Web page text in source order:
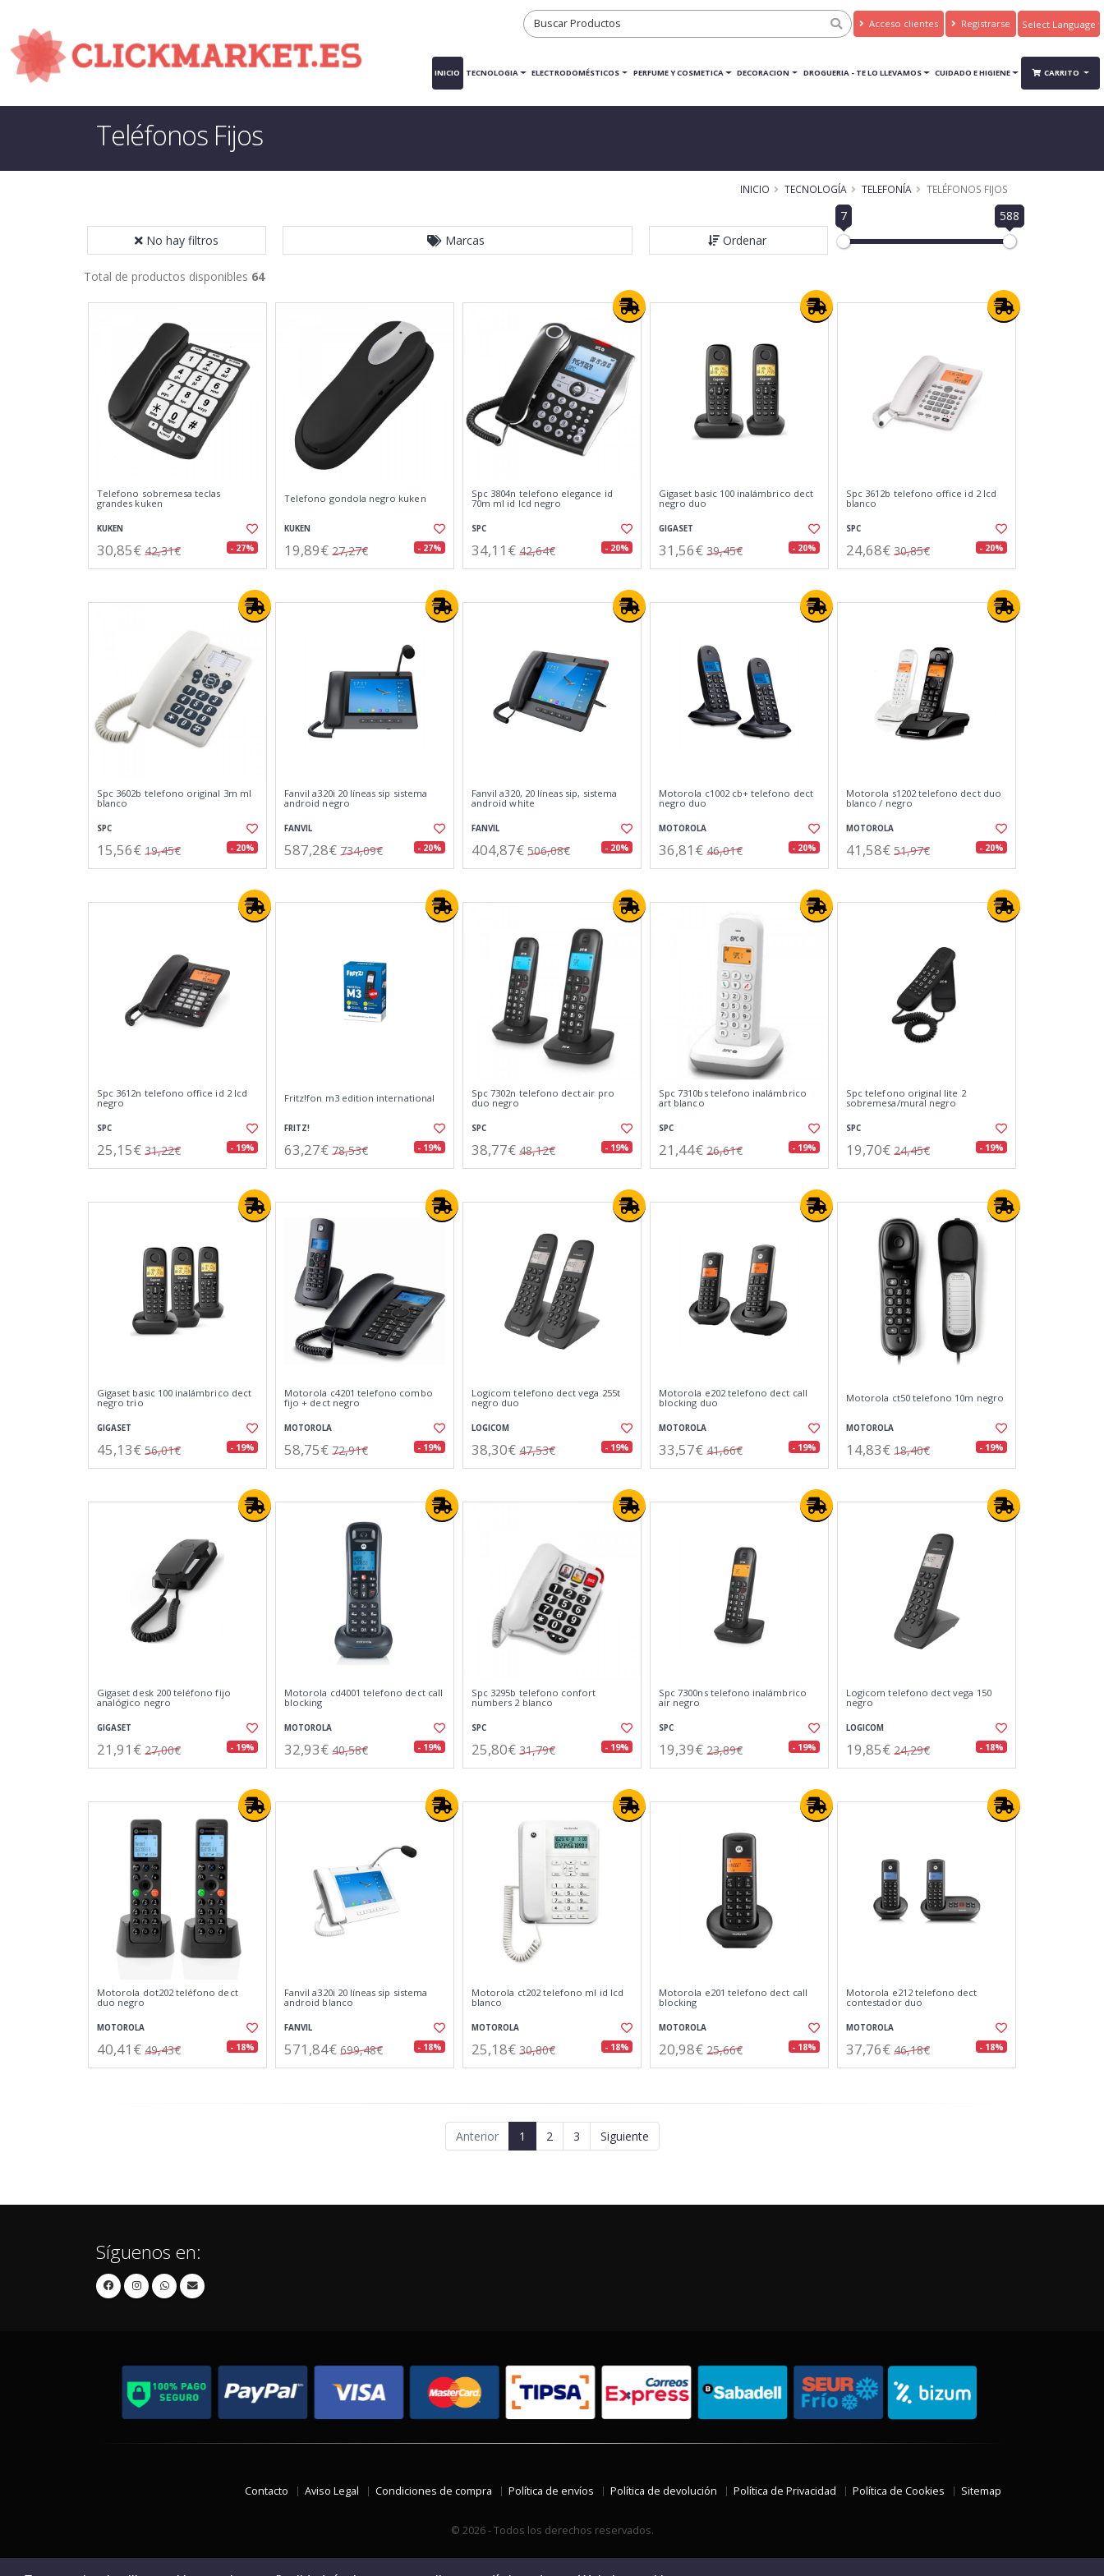
Acceso clientes Registrarse
Translate
INICIO TECNOLOGIA ELECTRODOMÉSTICOS PERFUME Y COSMETICA DECORACION DROGUERIA - TE LO LLEVAMOS CUIDADO E HIGIENE CARRITO
Teléfonos Fijos
INICIO TECNOLOGÍA TELEFONÍA TELÉFONOS FIJOS
No hay filtros Marcas Ordenar
7 588
Total de productos disponibles 64
Telefono sobremesa teclas
grandes kuken
KUKEN
30,85€ 42,31€ - 27%
Telefono gondola negro kuken
KUKEN
19,89€ 27,27€ - 27%
Spc 3804n telefono elegance id
70m ml id lcd negro
SPC
34,11€ 42,64€ - 20%
Gigaset basic 100 inalámbrico dect
negro duo
GIGASET
31,56€ 39,45€ - 20%
Spc 3612b telefono office id 2 lcd
blanco
SPC
24,68€ 30,85€ - 20%
Spc 3602b telefono original 3m ml
blanco
SPC
15,56€ 19,45€ - 20%
Fanvil a320i 20 líneas sip sistema
android negro
FANVIL
587,28€ 734,09€ - 20%
Fanvil a320, 20 líneas sip, sistema
android white
FANVIL
404,87€ 506,08€ - 20%
Motorola c1002 cb+ telefono dect
negro duo
MOTOROLA
36,81€ 46,01€ - 20%
Motorola s1202 telefono dect duo
blanco / negro
MOTOROLA
41,58€ 51,97€ - 20%
Spc 3612n telefono office id 2 lcd
negro
SPC
25,15€ 31,22€ - 19%
Fritz!fon m3 edition international
FRITZ!
63,27€ 78,53€ - 19%
Spc 7302n telefono dect air pro
duo negro
SPC
38,77€ 48,12€ - 19%
Spc 7310bs telefono inalámbrico
art blanco
SPC
21,44€ 26,61€ - 19%
Spc telefono original lite 2
sobremesa/mural negro
SPC
19,70€ 24,45€ - 19%
Gigaset basic 100 inalámbrico dect
negro trio
GIGASET
45,13€ 56,01€ - 19%
Motorola c4201 telefono combo
fijo + dect negro
MOTOROLA
58,75€ 72,91€ - 19%
Logicom telefono dect vega 255t
negro duo
LOGICOM
38,30€ 47,53€ - 19%
Motorola e202 telefono dect call
blocking duo
MOTOROLA
33,57€ 41,66€ - 19%
Motorola ct50 telefono 10m negro
MOTOROLA
14,83€ 18,40€ - 19%
Gigaset desk 200 teléfono fijo
analógico negro
GIGASET
21,91€ 27,00€ - 19%
Motorola cd4001 telefono dect call
blocking
MOTOROLA
32,93€ 40,58€ - 19%
Spc 3295b telefono confort
numbers 2 blanco
SPC
25,80€ 31,79€ - 19%
Spc 7300ns telefono inalámbrico
air negro
SPC
19,39€ 23,89€ - 19%
Logicom telefono dect vega 150
negro
LOGICOM
19,85€ 24,29€ - 18%
Motorola dot202 teléfono dect
duo negro
MOTOROLA
40,41€ 49,43€ - 18%
Fanvil a320i 20 líneas sip sistema
android blanco
FANVIL
571,84€ 699,48€ - 18%
Motorola ct202 telefono ml id lcd
blanco
MOTOROLA
25,18€ 30,80€ - 18%
Motorola e201 telefono dect call
blocking
MOTOROLA
20,98€ 25,66€ - 18%
Motorola e212 telefono dect
contestador duo
MOTOROLA
37,76€ 46,18€ - 18%
Anterior 1 2 3 Siguiente
Síguenos en:
Contacto Aviso Legal Condiciones de compra Política de envíos Política de devolución Política de Privacidad Política de Cookies Sitemap
© 2026 - Todos los derechos reservados.